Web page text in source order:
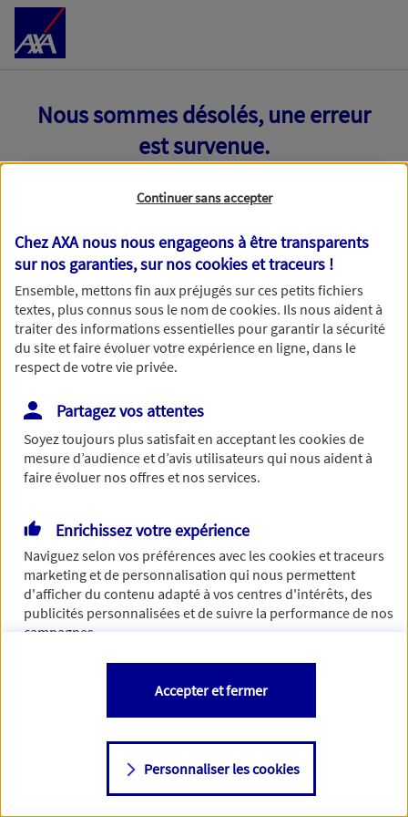
Accéder au Contenu
Nous sommes désolés, une erreur
est survenue.
Toutes nos excuses, une erreur technique nous empêche
de traiter votre demande. N'hésitez pas à rafraichir ce
formulaire dans quelques minutes.
Si besoin, vous pouvez nous joindre via notre page de
contact.
> Nous contacter
Continuer sans accepter
Chez AXA nous nous engageons à être transparents
sur nos garanties, sur noscookies et traceurs !
Ensemble, mettons fin aux préjugés sur ces petits fichiers
textes, plus connus sous le nom decookies. Ils nous aident à
traiter des informations essentielles pour garantir la sécurité
du site et faire évoluer votre expérience en ligne, dans le
respect de votre vie privée.
Partagez vos attentes
Soyez toujours plus satisfait en acceptant lescookiesde
mesure d’audience et d’avis utilisateurs qui nous aident à
faire évoluer nos offres et nos services.
Enrichissez votre expérience
Naviguez selon vos préférences avec lescookies et traceurs
marketing et de personnalisation qui nous permettent
d'afficher du contenu adapté à vos centres d'intérêts, des
publicités personnalisées et de suivre la performance de nos
campagnes.
Vous êtes libre de les accepter, de les refuser comme de
changer d'avis à tout moment en allant sur
Consulter notre politique decookies
Personnaliser les cookies
Accepter et fermer